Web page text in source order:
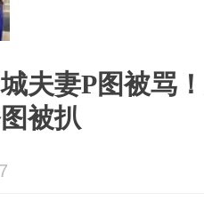
夫妻P图被骂
被扒